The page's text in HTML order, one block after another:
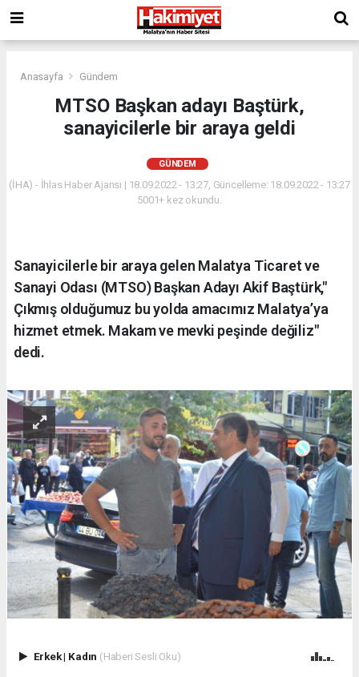
Anasayfa Gündem
MTSO Başkan adayı Baştürk,
sanayicilerle bir araya geldi
GÜNDEM
(İHA) - İhlas Haber Ajansı | 18.09.2022 - 13:27, Güncelleme: 18.09.2022 - 13:27
5001+ kez okundu.
Sanayicilerle bir araya gelen Malatya Ticaret ve
Sanayi Odası (MTSO) Başkan Adayı Akif Baştürk,"
Çıkmış olduğumuz bu yolda amacımız Malatya’ya
hizmet etmek. Makam ve mevki peşinde değiliz"
dedi.
Erkek| Kadın (Haberi Sesli Oku)